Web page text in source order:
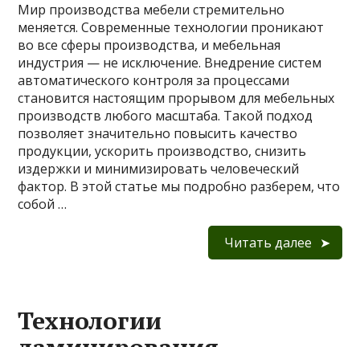
Мир производства мебели стремительно
меняется. Современные технологии проникают
во все сферы производства, и мебельная
индустрия — не исключение. Внедрение систем
автоматического контроля за процессами
становится настоящим прорывом для мебельных
производств любого масштаба. Такой подход
позволяет значительно повысить качество
продукции, ускорить производство, снизить
издержки и минимизировать человеческий
фактор. В этой статье мы подробно разберем, что
собой …
Читать далее
Технологии